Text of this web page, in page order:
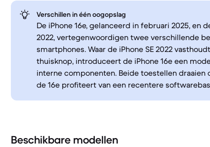
Verschillen in één oogopslag
De iPhone 16e, gelanceerd in februari 2025, en
2022, vertegenwoordigen twee verschillende
smartphones. Waar de iPhone SE 2022
thuisknop, introduceert de iPhone 16e een
interne componenten. Beide toestellen
de 16e profiteert van een recentere
Beschikbare modellen